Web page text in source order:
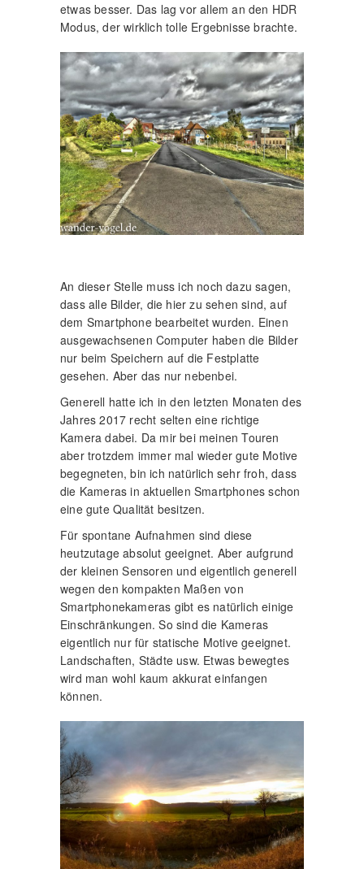
etwas besser. Das lag vor allem an den HDR
Modus, der wirklich tolle Ergebnisse brachte.
An dieser Stelle muss ich noch dazu sagen,
dass alle Bilder, die hier zu sehen sind, auf
dem Smartphone bearbeitet wurden. Einen
ausgewachsenen Computer haben die Bilder
nur beim Speichern auf die Festplatte
gesehen. Aber das nur nebenbei.
Generell hatte ich in den letzten Monaten des
Jahres 2017 recht selten eine richtige
Kamera dabei. Da mir bei meinen Touren
aber trotzdem immer mal wieder gute Motive
begegneten, bin ich natürlich sehr froh, dass
die Kameras in aktuellen Smartphones schon
eine gute Qualität besitzen.
Für spontane Aufnahmen sind diese
heutzutage absolut geeignet. Aber aufgrund
der kleinen Sensoren und eigentlich generell
wegen den kompakten Maßen von
Smartphonekameras gibt es natürlich einige
Einschränkungen. So sind die Kameras
eigentlich nur für statische Motive geeignet.
Landschaften, Städte usw. Etwas bewegtes
wird man wohl kaum akkurat einfangen
können.